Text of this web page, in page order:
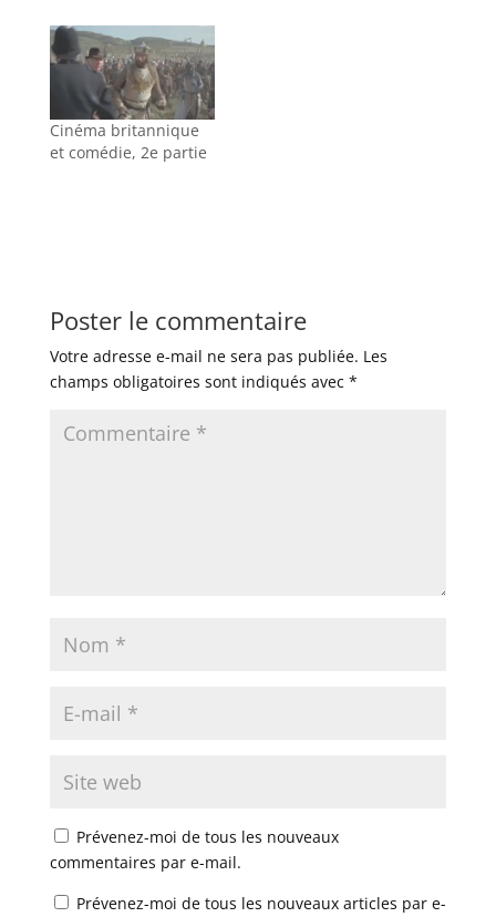
Cinéma britannique
et comédie, 2e partie
Poster le commentaire
Votre adresse e-mail ne sera pas publiée. Les
champs obligatoires sont indiqués avec *
Prévenez-moi de tous les nouveaux
commentaires par e-mail.
Prévenez-moi de tous les nouveaux articles par e-